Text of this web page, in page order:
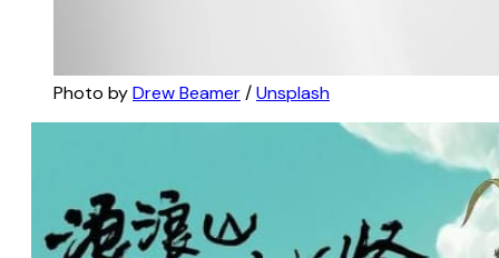
Photo by Drew Beamer / Unsplash